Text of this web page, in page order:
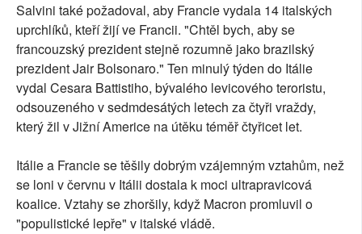
Salvini také požadoval, aby Francie vydala 14 italských
uprchlíků, kteří žijí ve Francii. "Chtěl bych, aby se
francouzský prezident stejně rozumně jako brazilský
prezident Jair Bolsonaro." Ten minulý týden do Itálie
vydal Cesara Battistiho, bývalého levicového teroristu,
odsouzeného v sedmdesátých letech za čtyři vraždy,
který žil v Jižní Americe na útěku téměř čtyřicet let.
Itálie a Francie se těšily dobrým vzájemným vztahům, než
se loni v červnu v Itálii dostala k moci ultrapravicová
koalice. Vztahy se zhoršily, když Macron promluvil o
"populistické lepře" v italské vládě.